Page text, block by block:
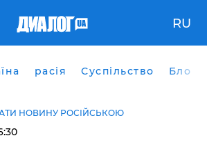
RU
расія Суспільство Блоги
НОВИНУ РОСІЙСЬКОЮ